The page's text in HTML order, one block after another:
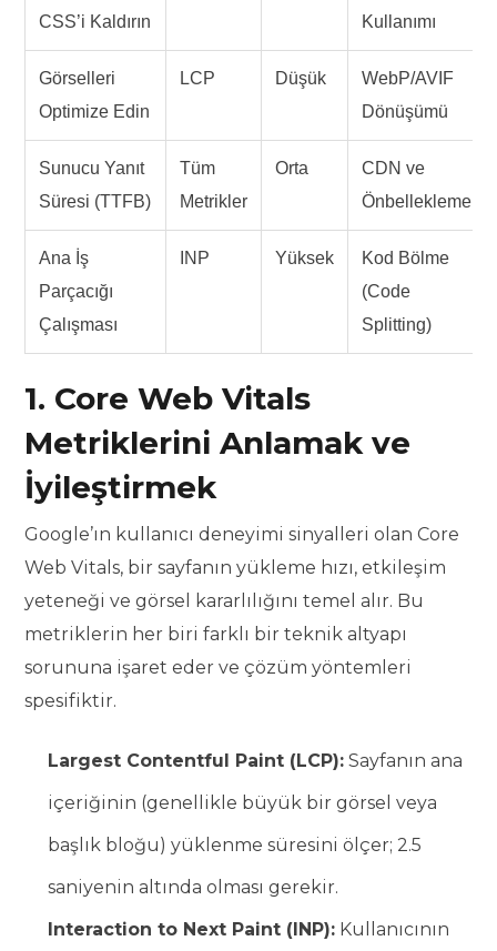
CSS’i Kaldırın
Kullanımı
Görselleri
Optimize Edin
LCP Düşük
WebP/AVIF
Dönüşümü
Sunucu Yanıt
Süresi (TTFB)
Tüm
Metrikler
Orta
CDN ve
Önbellekleme
Ana İş
Parçacığı
Çalışması
INP Yüksek
Kod Bölme
(Code
Splitting)
1. Core Web Vitals
Metriklerini Anlamak ve
İyileştirmek
Google’ın kullanıcı deneyimi sinyalleri olan Core
Web Vitals, bir sayfanın yükleme hızı, etkileşim
yeteneği ve görsel kararlılığını temel alır. Bu
metriklerin her biri farklı bir teknik altyapı
sorununa işaret eder ve çözüm yöntemleri
spesifiktir.
Largest Contentful Paint (LCP): Sayfanın ana
içeriğinin (genellikle büyük bir görsel veya
başlık bloğu) yüklenme süresini ölçer; 2.5
saniyenin altında olması gerekir.
Interaction to Next Paint (INP): Kullanıcının